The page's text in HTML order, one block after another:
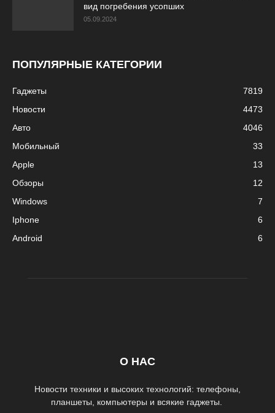
вид погребения усопших
05.09.2024
ПОПУЛЯРНЫЕ КАТЕГОРИИ
Гаджеты
7819
Новости
4473
Авто
4046
Мобильный
33
Apple
13
Обзоры
12
Windows
7
Iphone
6
Android
6
О НАС
Новости техники и высоких технологий: телефоны,
планшеты, компьютеры и всякие гаджеты.